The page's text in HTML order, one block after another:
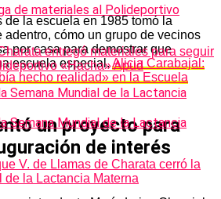
de la escuela en 1985 tomó la
adentro, cómo un grupo de vecinos
por casa para demostrar que
escuela especial.Alicia Carabajal:
hecho realidad» en la Escuela
un proyecto para
de interés
entregó materiales para seguir
«Hacha» Apud
V. de Llamas de Charata cerró la
de la Lactancia Materna